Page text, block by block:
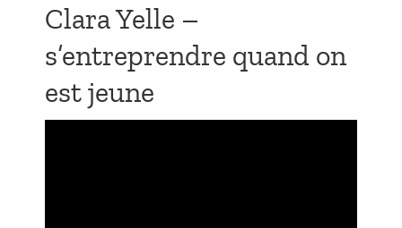
Clara Yelle –
s’entreprendre quand on
est jeune